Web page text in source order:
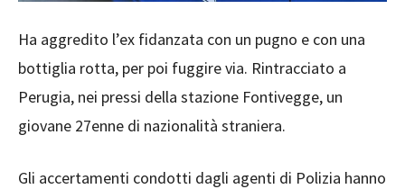
Ha aggredito l’ex fidanzata con un pugno e con una
bottiglia rotta, per poi fuggire via. Rintracciato a
Perugia, nei pressi della stazione Fontivegge, un
giovane 27enne di nazionalità straniera.
Gli accertamenti condotti dagli agenti di Polizia hanno